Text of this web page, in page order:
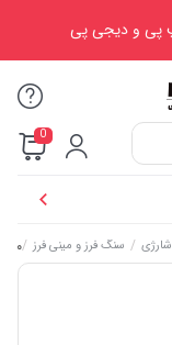
0
شارژی / سنگ فرز و مینی فرز /مینی فرز